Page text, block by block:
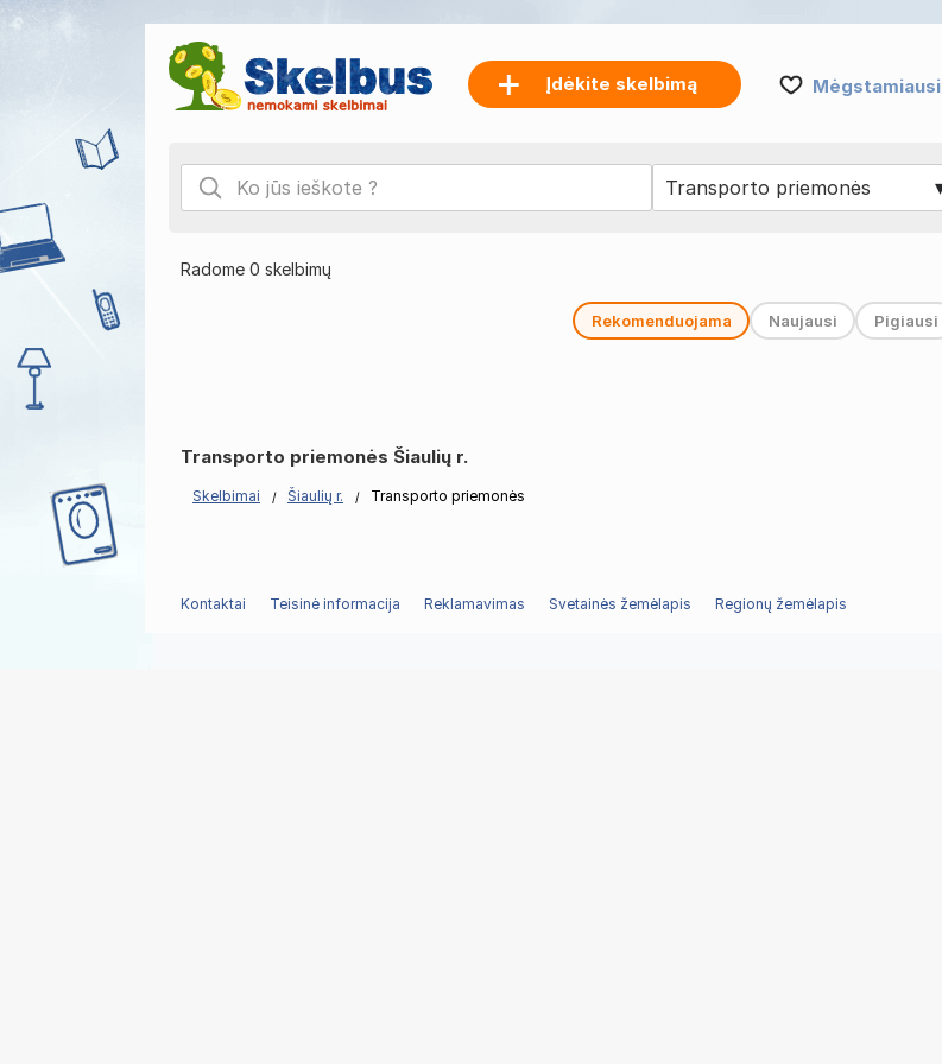
Įdėkite skelbimą Mėgstamiausi
Radome 0 skelbimų
Rekomenduojama Naujausi Pigiausi
Transporto priemonės Šiaulių r.
Skelbimai Šiaulių r. Transporto priemonės
Kontaktai Teisinė informacija Reklamavimas Svetainės žemėlapis Regionų žemėlapis